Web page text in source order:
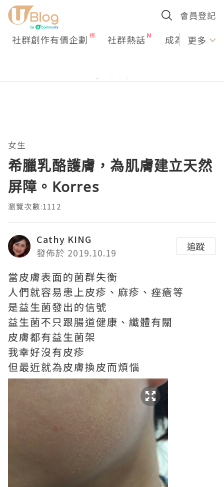
會員登記
社群創作有價企劃 社群熱話 成為U更多
女生
希臘乳酪護膚，為肌膚建立天然
屏障。Korres
瀏覽次數:1112
Cathy KING
發佈於 2019.10.19
追蹤
當皮膚表面的菌群失衡
人們就容易患上皮疹、麻疹、痤瘡等
是益生菌發出的信號
益生菌不只跟腸道健康、纖體有關
皮膚都有益生菌架
我幸好沒有皮疹
但最近就為皮膚換皮而煩惱